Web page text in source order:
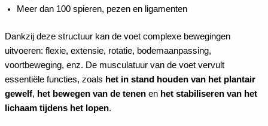
Meer dan 100 spieren, pezen en ligamenten
Dankzij deze structuur kan de voet complexe bewegingen
uitvoeren: flexie, extensie, rotatie, bodemaanpassing,
voortbeweging, enz. De musculatuur van de voet vervult
essentiële functies, zoals het in stand houden van het plantair
gewelf, het bewegen van de tenen en het stabiliseren van het
lichaam tijdens het lopen.